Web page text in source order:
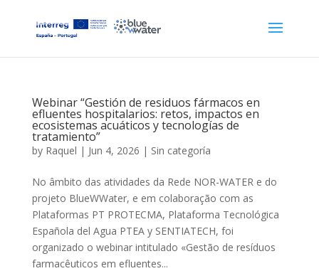
Webinar “Gestión de residuos fármacos en
efluentes hospitalarios: retos, impactos en
ecosistemas acuáticos y tecnologías de
tratamiento”
by Raquel | Jun 4, 2026 | Sin categoría
No âmbito das atividades da Rede NOR-WATER e do
projeto BlueWWater, e em colaboração com as
Plataformas PT PROTECMA, Plataforma Tecnológica
Española del Agua PTEA y SENTIATECH, foi
organizado o webinar intitulado «Gestão de resíduos
farmacêuticos em efluentes...